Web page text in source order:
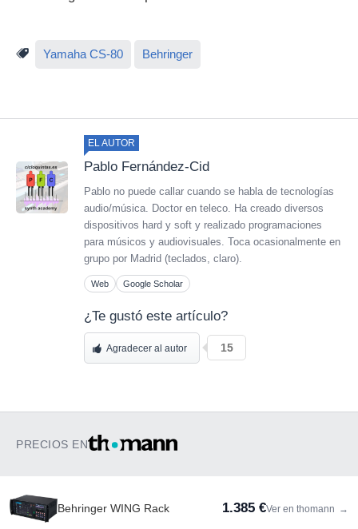
Yamaha CS-80 Behringer
EL AUTOR
Pablo Fernández-Cid
Pablo no puede callar cuando se habla de tecnologías
audio/música. Doctor en teleco. Ha creado diversos
dispositivos hard y soft y realizado programaciones
para músicos y audiovisuales. Toca ocasionalmente en
grupo por Madrid (teclados, claro).
Web Google Scholar
¿Te gustó este artículo?
Agradecer al autor 15
PRECIOS EN
Behringer WING Rack 1.385 €Ver en thomann →